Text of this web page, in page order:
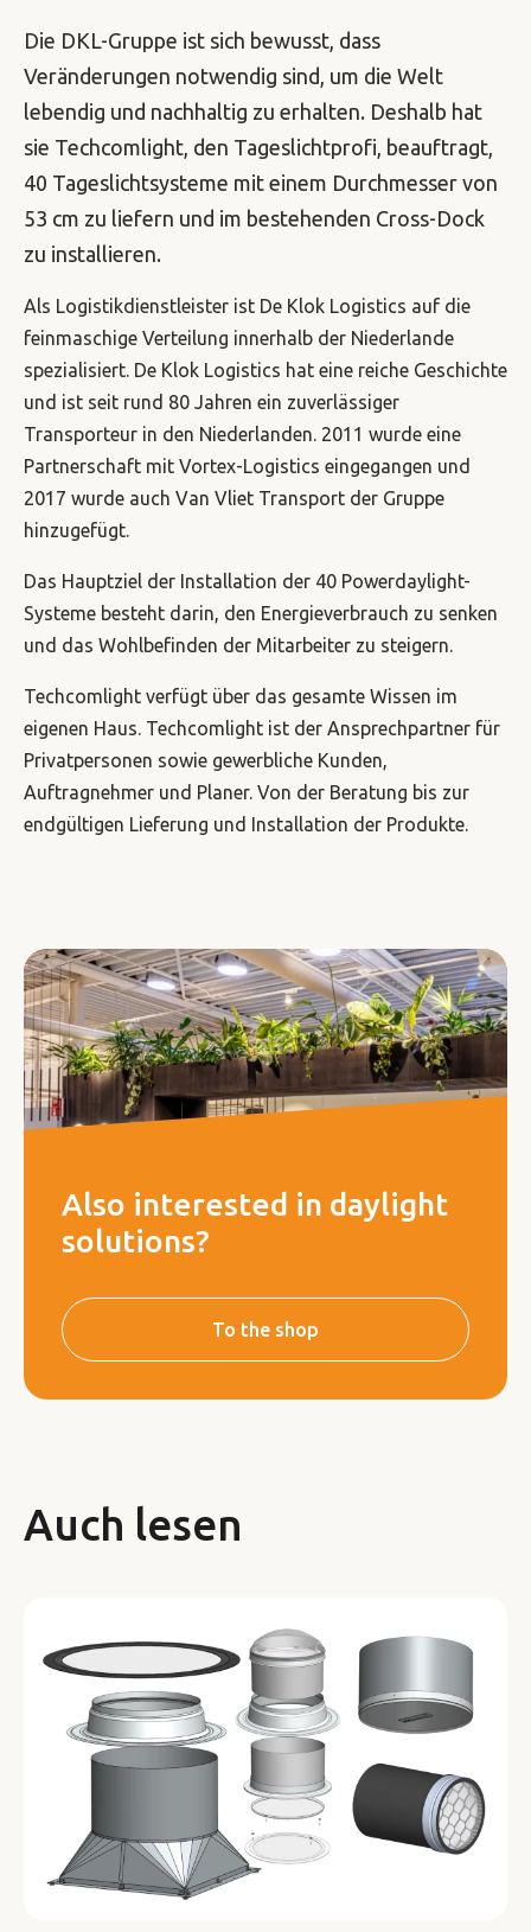
Die DKL-Gruppe ist sich bewusst, dass
Veränderungen notwendig sind, um die Welt
lebendig und nachhaltig zu erhalten. Deshalb hat
sie Techcomlight, den Tageslichtprofi, beauftragt,
40 Tageslichtsysteme mit einem Durchmesser von
53 cm zu liefern und im bestehenden Cross-Dock
zu installieren.
Als Logistikdienstleister ist De Klok Logistics auf die
feinmaschige Verteilung innerhalb der Niederlande
spezialisiert. De Klok Logistics hat eine reiche Geschichte
und ist seit rund 80 Jahren ein zuverlässiger
Transporteur in den Niederlanden. 2011 wurde eine
Partnerschaft mit Vortex-Logistics eingegangen und
2017 wurde auch Van Vliet Transport der Gruppe
hinzugefügt.
Das Hauptziel der Installation der 40 Powerdaylight-
Systeme besteht darin, den Energieverbrauch zu senken
und das Wohlbefinden der Mitarbeiter zu steigern.
Techcomlight verfügt über das gesamte Wissen im
eigenen Haus. Techcomlight ist der Ansprechpartner für
Privatpersonen sowie gewerbliche Kunden,
Auftragnehmer und Planer. Von der Beratung bis zur
endgültigen Lieferung und Installation der Produkte.
Also interested in daylight
solutions?
To the shop
Auch lesen